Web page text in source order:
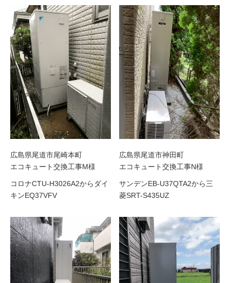
広島県尾道市尾崎本町
エコキュート交換工事M様
コロナCTU-H3026A2からダイ
キンEQ37VFV
広島県尾道市神田町
エコキュート交換工事N様
サンデンEB-U37QTA2から三
菱SRT-S435UZ